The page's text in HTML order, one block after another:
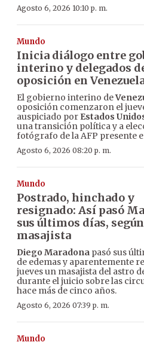
Agosto 6, 2026 10:10 p. m.
Mundo
Inicia diálogo entre
interino y delegados
oposición en
El gobierno interino de
oposición comenzaron el
auspiciado por Estados
una transición política y a
fotógrafo de la AFP presente
Agosto 6, 2026 08:20 p. m.
Mundo
Postrado, hinchado y
resignado: Así pasó
sus últimos días,
masajista
Diego Maradona pasó sus
de edemas y aparentemente
jueves un masajista del astro
durante el juicio sobre las
hace más de cinco años.
Agosto 6, 2026 07:39 p. m.
Mundo